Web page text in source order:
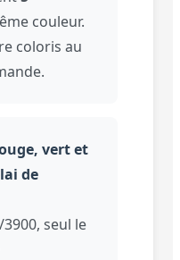
couleur.
coloris au
vert et
de
seul le